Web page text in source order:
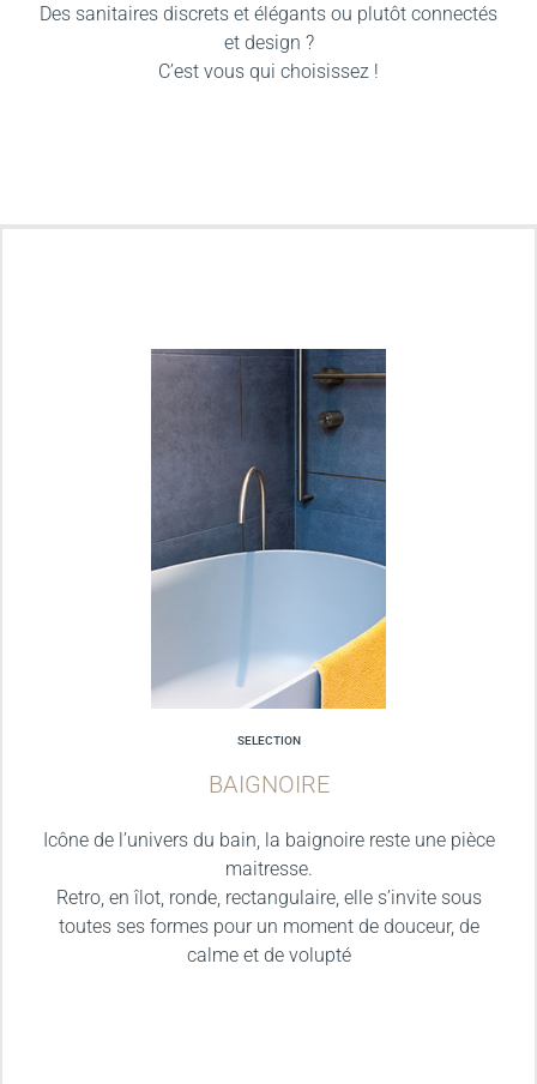
Des sanitaires discrets et élégants ou plutôt connectés
et design ?
C’est vous qui choisissez !
SELECTION
BAIGNOIRE
Icône de l’univers du bain, la baignoire reste une pièce
maitresse.
Retro, en îlot, ronde, rectangulaire, elle s’invite sous
toutes ses formes pour un moment de douceur, de
calme et de volupté